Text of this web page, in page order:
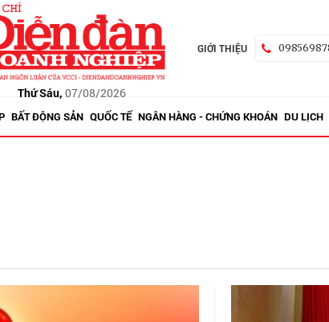
Thứ Sáu, 07/08/2026
GIỚI THIỆU
BẤT ĐỘNG SẢN QUỐC TẾ NGÂN HÀNG - CHỨNG KHOÁN DU LỊCH